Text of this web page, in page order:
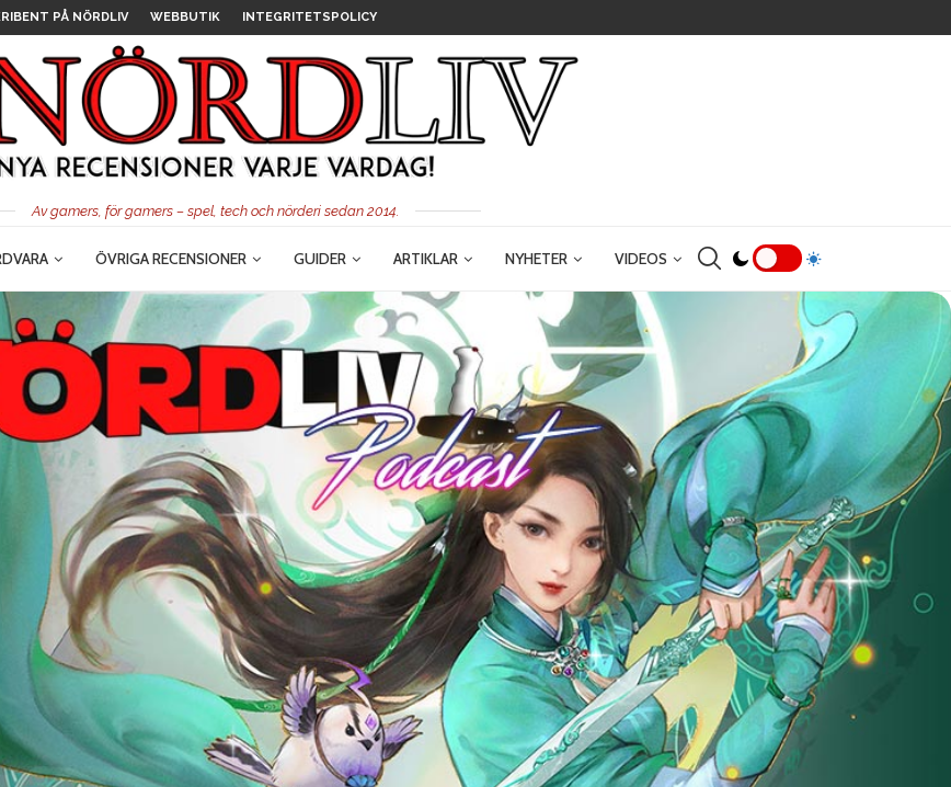
PÅ NÖRDLIV WEBBUTIK INTEGRITETSPOLICY
Av gamers, för gamers – spel, tech och nörderi sedan 2014.
ÖVRIGA RECENSIONER GUIDER ARTIKLAR NYHETER VIDEOS